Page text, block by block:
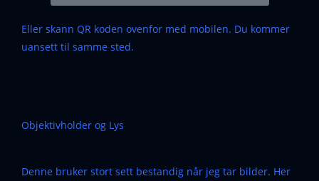
Eller skann QR koden ovenfor med mobilen. Du kommer
uansett til samme sted.
Objektivholder og Lys
Denne bruker stort sett bestandig når jeg tar bilder. Her